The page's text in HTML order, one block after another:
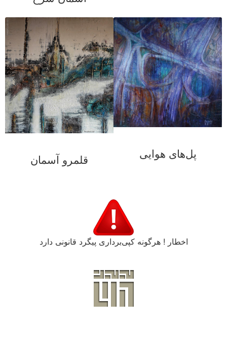
پل‌های هوایی قلمرو آسمان
اخطار ! هرگونه کپی‌برداری پیگرد قانونی دارد